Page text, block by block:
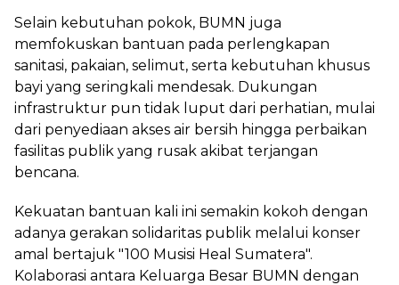
Selain kebutuhan pokok, BUMN juga
memfokuskan bantuan pada perlengkapan
sanitasi, pakaian, selimut, serta kebutuhan khusus
bayi yang seringkali mendesak. Dukungan
infrastruktur pun tidak luput dari perhatian, mulai
dari penyediaan akses air bersih hingga perbaikan
fasilitas publik yang rusak akibat terjangan
bencana.
Kekuatan bantuan kali ini semakin kokoh dengan
adanya gerakan solidaritas publik melalui konser
amal bertajuk "100 Musisi Heal Sumatera".
Kolaborasi antara Keluarga Besar BUMN dengan